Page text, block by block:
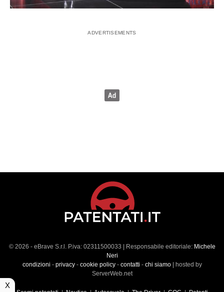
© 2026 - eBrave S.r.l. P.iva: 02311500033 | Responsabile editoriale: Michele
Neri
condizioni - privacy- cookie policy- contatti - chi siamo| hosted by
ServerWeb.net
X